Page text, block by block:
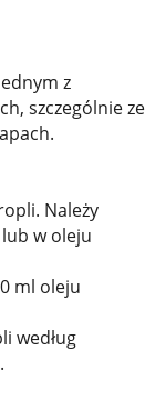
z
szczególnie ze
Należy
w oleju
ml oleju
według